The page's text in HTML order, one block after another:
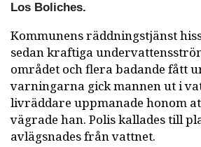
Los Boliches.
Kommunens räddningstjänst
sedan kraftiga
området och flera badande fått
varningarna gick mannen ut i
livräddare uppmanade honom
vägrade han. Polis kallades till
avlägsnades från vattnet.